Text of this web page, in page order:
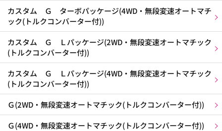
カスタム Ｇ ターボパッケージ(4WD・無段変速オートマチ
ック(トルクコンバーター付))
カスタム Ｇ Ｌパッケージ(2WD・無段変速オートマチック
(トルクコンバーター付))
カスタム Ｇ Ｌパッケージ(4WD・無段変速オートマチック
(トルクコンバーター付))
Ｇ(2WD・無段変速オートマチック(トルクコンバーター付))
Ｇ(4WD・無段変速オートマチック(トルクコンバーター付))